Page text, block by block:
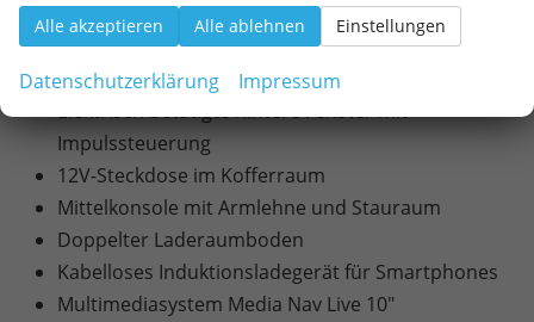
Einstellung
Elektrisch betätigte vordere Fenster mit
Impulssteuerung
Elektrisch betätigte hintere Fenster mit
Impulssteuerung
12V-Steckdose im Kofferraum
Mittelkonsole mit Armlehne und Stauraum
Doppelter Laderaumboden
Kabelloses Induktionsladegerät für Smartphones
Multimediasystem Media Nav Live 10"
Alle akzeptieren Alle ablehnen Einstellungen
Datenschutzerklärung Impressum